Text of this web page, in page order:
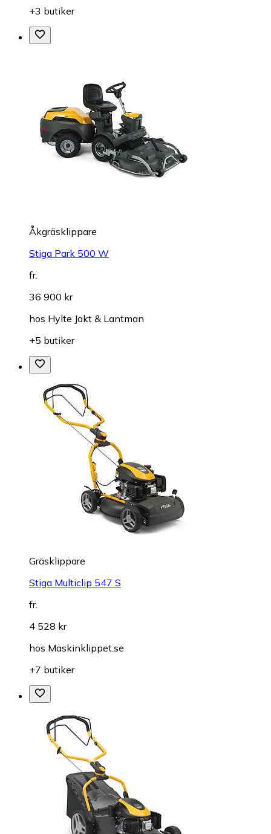
+3 butiker
Åkgräsklippare
Stiga Park 500 W
fr.
36 900 kr
hos Hylte Jakt & Lantman
+5 butiker
Gräsklippare
Stiga Multiclip 547 S
fr.
4 528 kr
hos Maskinklippet.se
+7 butiker